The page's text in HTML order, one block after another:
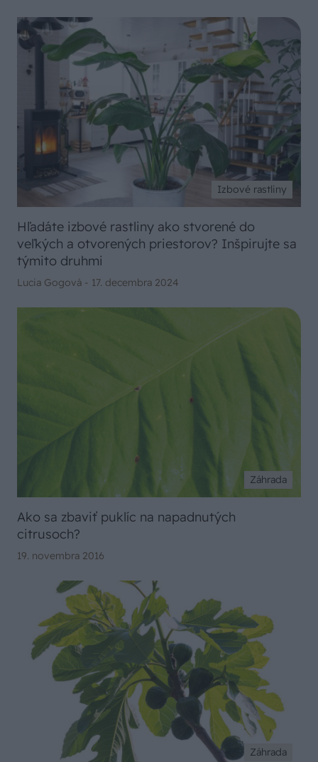
Izbové rastliny
Hľadáte izbové rastliny ako stvorené do
veľkých a otvorených priestorov? Inšpirujte sa
týmito druhmi
Lucia Gogová - 17. decembra 2024
Záhrada
Ako sa zbaviť puklíc na napadnutých
citrusoch?
19. novembra 2016
Záhrada